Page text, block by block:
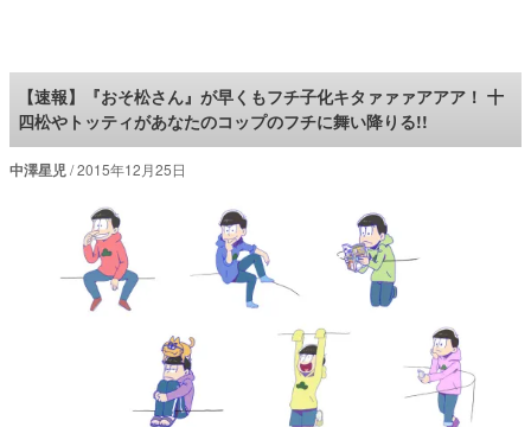
ロケットニュース24
【速報】『おそ松さん』が早くもフチ子化キタァァァアアア！ 十
四松やトッティがあなたのコップのフチに舞い降りる!!
中澤星児 2015年12月25日